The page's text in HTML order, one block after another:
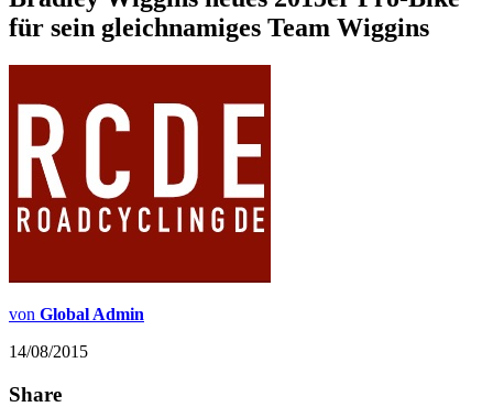
für sein gleichnamiges Team Wiggins
von Global Admin
14/08/2015
Share